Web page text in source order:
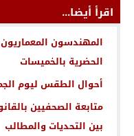
اقرأ أيضا...
المهندسون
الحضرية بالخميسات
أحوال الطقس ليوم الجمعة 22
متابعة الصحفيين
بين التحديات والمطالب